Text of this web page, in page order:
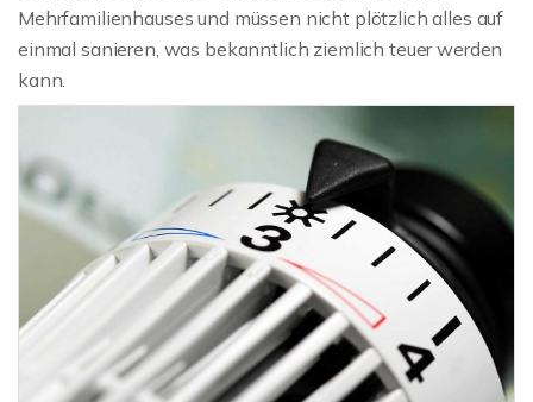
Mehrfamilienhauses und müssen nicht plötzlich alles auf
einmal sanieren, was bekanntlich ziemlich teuer werden
kann.